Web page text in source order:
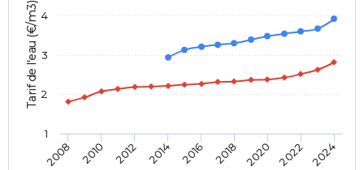
Tarif de l'eau (€/m3)
2008 2010 2012 2014 2016 2018 2020 2022 2024
1
2
3
4